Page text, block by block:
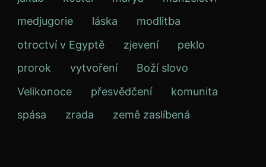
medjugorie
láska
modlitba
otroctví v Egyptě
zjevení
peklo
prorok
vytvoření
Boží slovo
Velikonoce
přesvědčení
komunita
spása
zrada země zaslíbená